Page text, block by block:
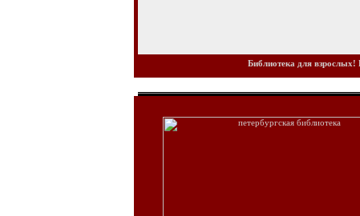
Библиотека для взрослых!